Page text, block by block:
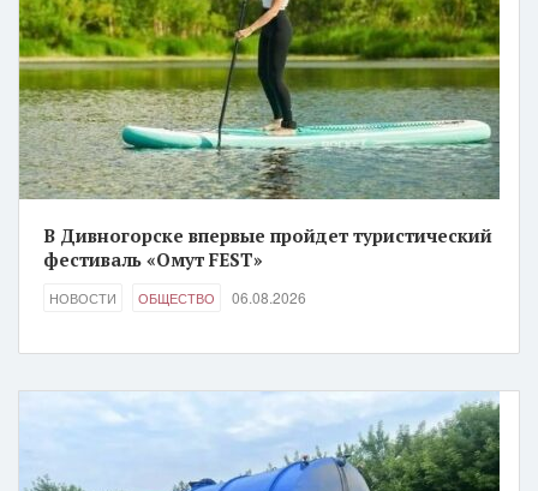
В Дивногорске впервые пройдет туристический
фестиваль «Омут FEST»
НОВОСТИ ОБЩЕСТВО 06.08.2026